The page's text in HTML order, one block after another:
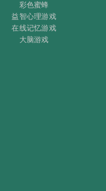
彩色蜜蜂
益智心理游戏
在线记忆游戏
大脑游戏